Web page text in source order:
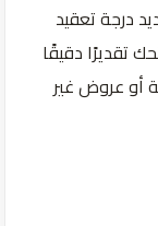
درجة تعقيد
تقديرًا دقيقًا
أو عروض غير